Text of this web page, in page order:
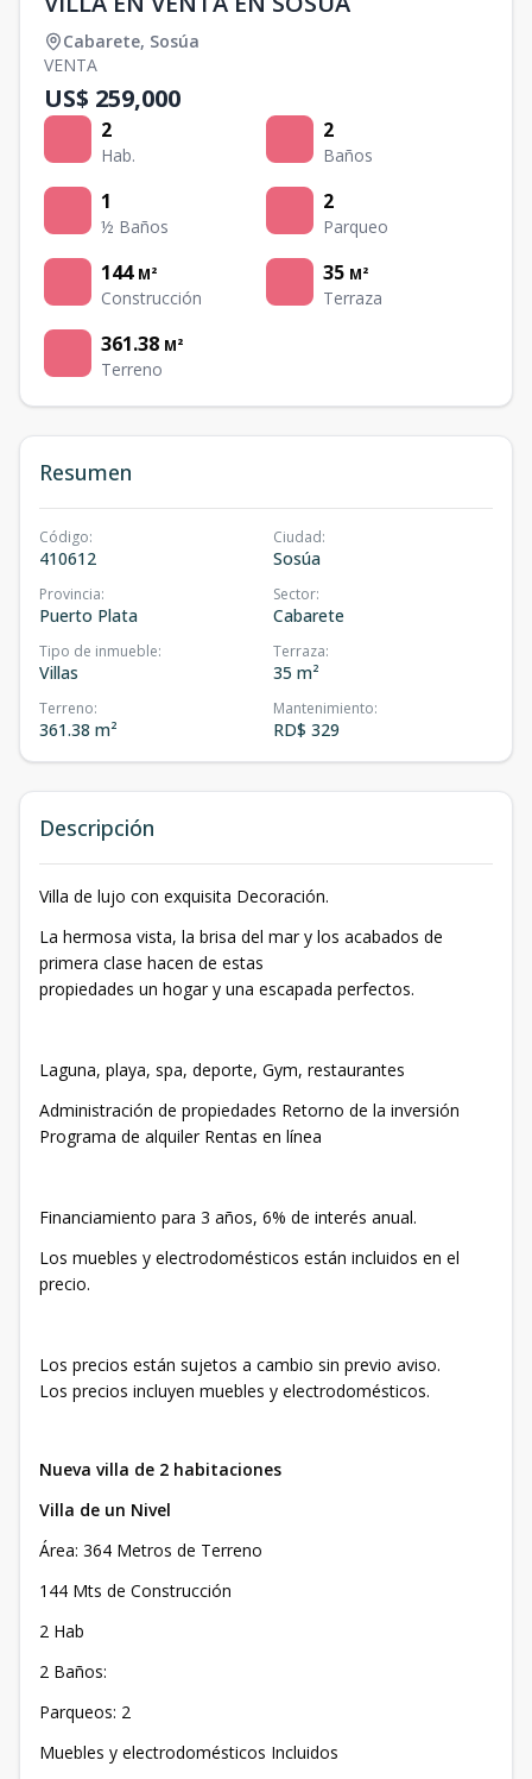
Cabarete, Sosúa
VENTA
US$ 259,000
2
Hab.
2
Baños
1
½ Baños
2
Parqueo
144 M²
Construcción
35 M²
Terraza
361.38 M²
Terreno
Resumen
Código:
410612
Ciudad:
Sosúa
Provincia:
Puerto Plata
Sector:
Cabarete
Tipo de inmueble:
Villas
Terraza:
35 m²
Terreno:
361.38 m²
Mantenimiento:
RD$ 329
Descripción
Villa de lujo con exquisita Decoración.
La hermosa vista, la brisa del mar y los acabados de
primera clase hacen de estas
propiedades un hogar y una escapada perfectos.
Laguna, playa, spa, deporte, Gym, restaurantes
Administración de propiedades Retorno de la inversión
Programa de alquiler Rentas en línea
Financiamiento para 3 años, 6% de interés anual.
Los muebles y electrodomésticos están incluidos en el
precio.
Los precios están sujetos a cambio sin previo aviso.
Los precios incluyen muebles y electrodomésticos.
Nueva villa de 2 habitaciones
Villa de un Nivel
Área: 364 Metros de Terreno
144 Mts de Construcción
2 Hab
2 Baños:
Parqueos: 2
Muebles y electrodomésticos Incluidos